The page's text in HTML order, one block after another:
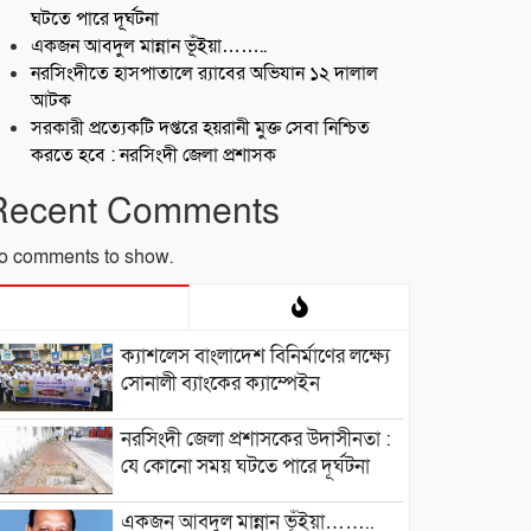
ঘটতে পারে দূর্ঘটনা
একজন আবদুল মান্নান ভূঁইয়া……..
নরসিংদীতে হাসপাতালে র‍্যাবের অভিযান ১২ দালাল
আটক
সরকারী প্রত্যেকটি দপ্তরে হয়রানী মুক্ত সেবা নিশ্চিত
করতে হবে : নরসিংদী জেলা প্রশাসক
Comments
comments to show.
ক্যাশলেস বাংলাদেশ বিনির্মাণের লক্ষ্যে
সোনালী ব্যাংকের ক্যাম্পেইন
নরসিংদী জেলা প্রশাসকের উদাসীনতা :
যে কোনো সময় ঘটতে পারে দূর্ঘটনা
একজন আবদুল মান্নান ভূঁইয়া……..